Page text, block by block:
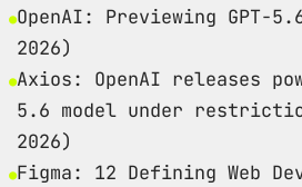
OpenAI: Previewing GPT-
2026)
Axios: OpenAI releases
5.6 model under
2026)
Figma: 12 Defining Web